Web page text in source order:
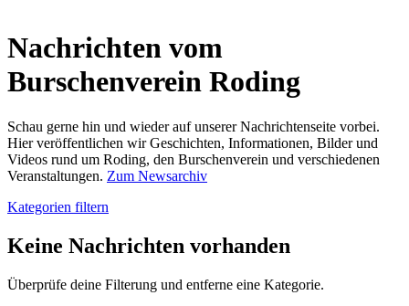
Nachrichten vom
Burschenverein Roding
Schau gerne hin und wieder auf unserer Nachrichtenseite vorbei.
Hier veröffentlichen wir Geschichten, Informationen, Bilder und
Videos rund um Roding, den Burschenverein und verschiedenen
Veranstaltungen. Zum Newsarchiv
Kategorien filtern
Keine Nachrichten vorhanden
Überprüfe deine Filterung und entferne eine Kategorie.